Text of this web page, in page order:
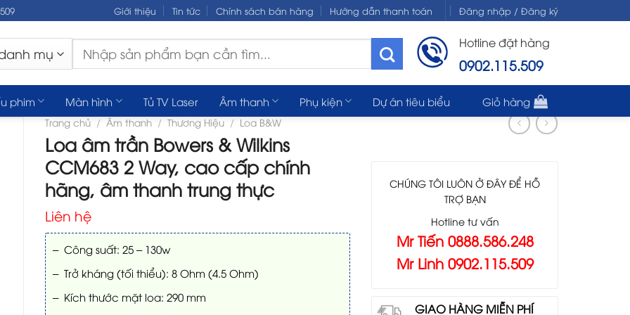
Giới thiệu Tin tức Chính sách bán hàng Hướng dẫn thanh toán Đăng nhập / Đăng ký
Tìm
kiếm:
Hotline đặt hàng
0902.115.509
phim Màn hình Tủ TV Laser Âm thanh Phụ kiện Dự án tiêu biểu Giỏ hàng
Trang chủ / Âm thanh / Thương Hiệu / Loa B&W
Loa âm trần Bowers & Wilkins
CCM683 2 Way, cao cấp chính
hãng, âm thanh trung thực
Liên hệ
– Công suất: 25 – 130w
– Trở kháng (tối thiểu): 8 Ohm (4.5 Ohm)
– Kích thước mặt loa: 290 mm
CHÚNG TÔI LUÔN Ở ĐÂY ĐỂ HỖ
TRỢ BẠN
Hotline tư vấn
Mr Tiến 0888.586.248
Mr Linh 0902.115.509
GIAO HÀNG MIỄN PHÍ